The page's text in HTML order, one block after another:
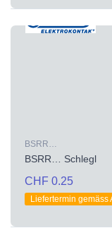
BSRR…
BSRR… Schlegl
CHF 0.25
Liefertermin gemäss